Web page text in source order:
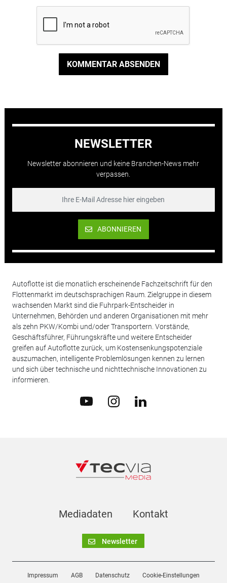
KOMMENTAR ABSENDEN
NEWSLETTER
Newsletter abonnieren und keine Branchen-News mehr
verpassen.
ABONNIEREN
Autoflotte ist die monatlich erscheinende Fachzeitschrift für den
Flottenmarkt im deutschsprachigen Raum. Zielgruppe in diesem
wachsenden Markt sind die Fuhrpark-Entscheider in
Unternehmen, Behörden und anderen Organisationen mit mehr
als zehn PKW/Kombi und/oder Transportern. Vorstände,
Geschäftsführer, Führungskräfte und weitere Entscheider
greifen auf Autoflotte zurück, um Kostensenkungspotenziale
auszumachen, intelligente Problemlösungen kennen zu lernen
und sich über technische und nichttechnische Innovationen zu
informieren.
Mediadaten Kontakt
Newsletter
Impressum AGB Datenschutz Cookie-Einstellungen